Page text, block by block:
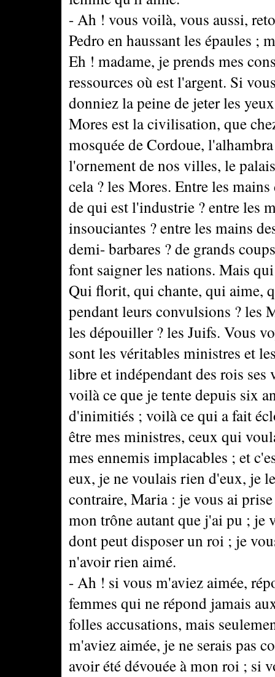
- Ah ! vous voilà, vous aussi,
Pedro en haussant les épaules ;
Eh ! madame, je prends mes
ressources où est l'argent. Si
donniez la peine de jeter les
Mores est la civilisation, que
mosquée de Cordoue,
l'ornement de nos villes, le
cela ? les Mores. Entre les
de qui est l'industrie ? entre les
insouciantes ? entre les mains
demi- barbares ? de grands
font saigner les nations. Mais
Qui florit, qui chante, qui aime,
pendant leurs convulsions ? les
les dépouiller ? les Juifs. Vous
sont les véritables ministres et
libre et indépendant des rois
voilà ce que je tente depuis six
d'inimitiés ; voilà ce qui a fait
être mes ministres, ceux qui
mes ennemis implacables ; et
eux, je ne voulais rien d'eux, je
contraire, Maria : je vous ai
mon trône autant que j'ai pu ; je
dont peut disposer un roi ; je
n'avoir rien aimé.
- Ah ! si vous m'aviez aimée,
femmes qui ne répond jamais
folles accusations, mais
m'aviez aimée, je ne serais pas
avoir été dévouée à mon roi ; si